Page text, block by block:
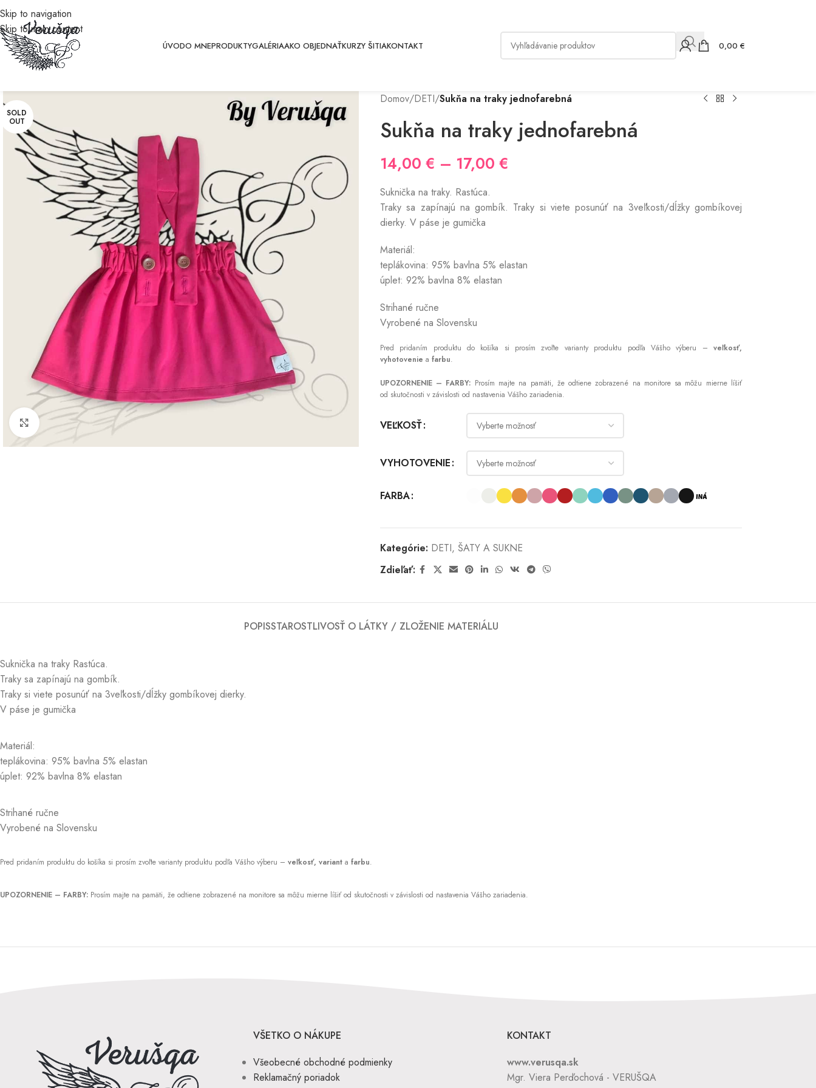
Skip to navigation
Skip to main content
ÚVODO MNEPRODUKTYGALÉRIAAKO OBJEDNAŤKURZY ŠITIAKONTAKT 0,00 €
SOLD
OUT
Kliknutím zväčšite
Domov/DETI/Sukňa na traky jednofarebná
Sukňa na traky jednofarebná
14,00 € – 17,00 €
Suknička na traky. Rastúca.
Traky sa zapínajú na gombík. Traky si viete posunúť na 3veľkosti/dĺžky gombíkovej
dierky. V páse je gumička
Materiál:
teplákovina: 95% bavlna 5% elastan
úplet: 92% bavlna 8% elastan
Strihané ručne
Vyrobené na Slovensku
Pred pridaním produktu do košíka si prosím zvoľte varianty produktu podľa Vášho výberu – veľkosť,
vyhotovenie a farbu.
UPOZORNENIE – FARBY: Prosím majte na pamäti, že odtiene zobrazené na monitore sa môžu mierne líšiť
od skutočnosti v závislosti od nastavenia Vášho zariadenia.
VEĽKOSŤ
VYHOTOVENIE
FARBA
Kategórie: DETI, ŠATY A SUKNE
Zdieľať:
POPISSTAROSTLIVOSŤ O LÁTKY / ZLOŽENIE MATERIÁLU
Suknička na traky Rastúca.
Traky sa zapínajú na gombík.
Traky si viete posunúť na 3veľkosti/dĺžky gombíkovej dierky.
V páse je gumička
Materiál:
teplákovina: 95% bavlna 5% elastan
úplet: 92% bavlna 8% elastan
Strihané ručne
Vyrobené na Slovensku
Pred pridaním produktu do košíka si prosím zvoľte varianty produktu podľa Vášho výberu – veľkosť, variant a farbu.
UPOZORNENIE – FARBY: Prosím majte na pamäti, že odtiene zobrazené na monitore sa môžu mierne líšiť od skutočnosti v závislosti od nastavenia Vášho zariadenia.
VŠETKO O NÁKUPE
Všeobecné obchodné podmienky
Reklamačný poriadok
KONTAKT
www.verusqa.sk
Mgr. Viera Perďochová - VERUŠQA